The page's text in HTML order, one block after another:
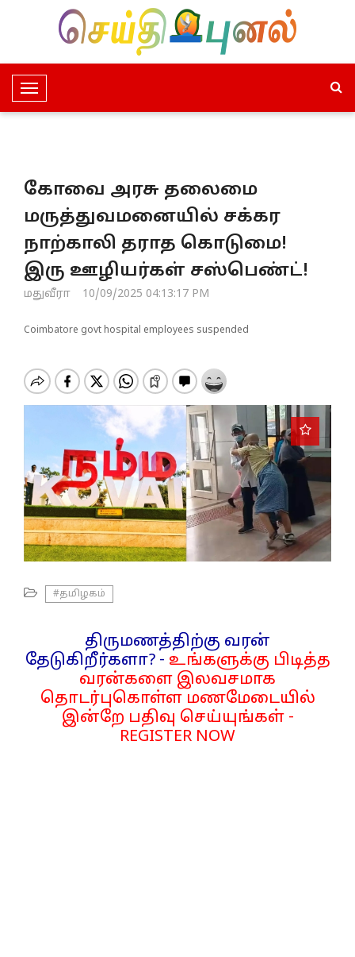
T
o
e
a
v
i
g
a
n
கோவை அரசு தலைமை
மருத்துவமனையில் சக்கர
நாற்காலி தராத கொடுமை!
இரு ஊழியர்கள் சஸ்பெண்ட்!
மதுவீரா 10/09/2025 04:13:17 PM
Coimbatore govt hospital employees suspended
#தமிழகம்
திருமணத்திற்கு வரன்
தேடுகிறீர்களா? - உங்களுக்கு பிடித்த
வரன்களை இலவசமாக
தொடர்புகொள்ள மணமேடையில்
இன்றே பதிவு செய்யுங்கள் -
REGISTER NOW